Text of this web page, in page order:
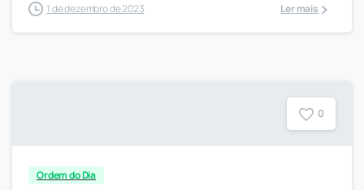
1 de dezembro de 2023 Ler mais
0
Ordem do Dia